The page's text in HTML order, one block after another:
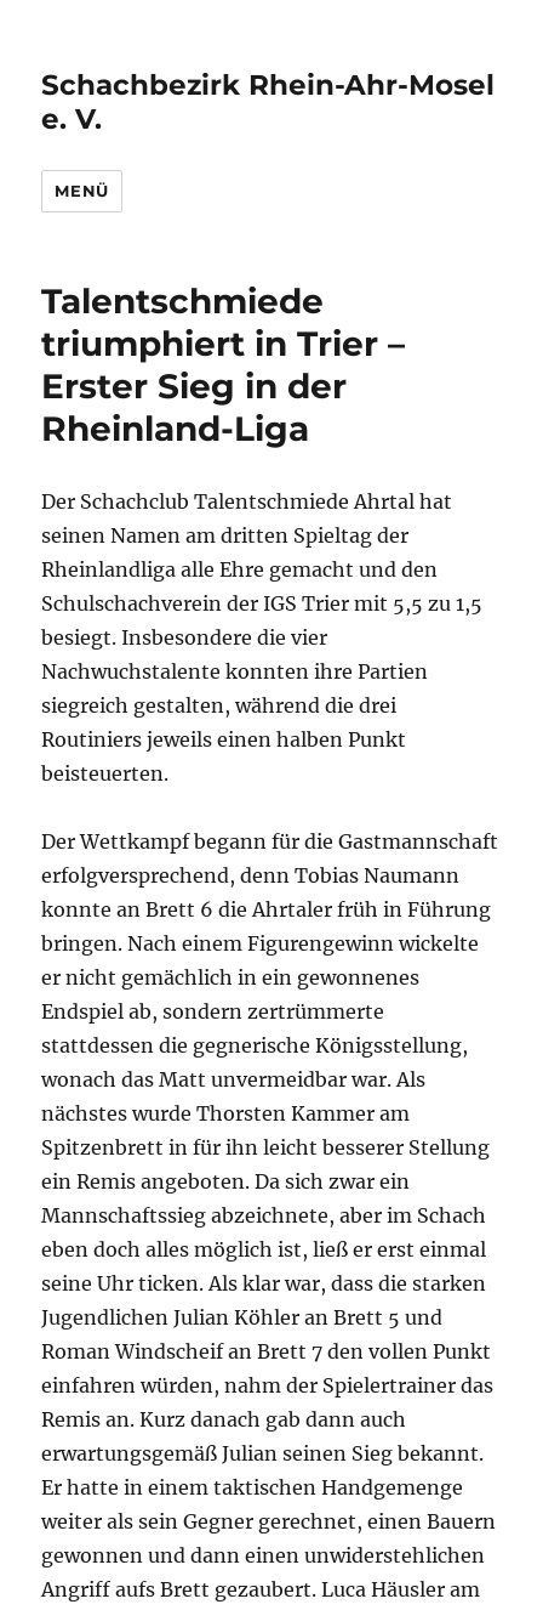
Schachbezirk Rhein-Ahr-Mosel
e. V.
MENÜ
Talentschmiede
triumphiert in Trier –
Erster Sieg in der
Rheinland-Liga
Der Schachclub Talentschmiede Ahrtal hat
seinen Namen am dritten Spieltag der
Rheinlandliga alle Ehre gemacht und den
Schulschachverein der IGS Trier mit 5,5 zu 1,5
besiegt. Insbesondere die vier
Nachwuchstalente konnten ihre Partien
siegreich gestalten, während die drei
Routiniers jeweils einen halben Punkt
beisteuerten.
Der Wettkampf begann für die Gastmannschaft
erfolgversprechend, denn Tobias Naumann
konnte an Brett 6 die Ahrtaler früh in Führung
bringen. Nach einem Figurengewinn wickelte
er nicht gemächlich in ein gewonnenes
Endspiel ab, sondern zertrümmerte
stattdessen die gegnerische Königsstellung,
wonach das Matt unvermeidbar war. Als
nächstes wurde Thorsten Kammer am
Spitzenbrett in für ihn leicht besserer Stellung
ein Remis angeboten. Da sich zwar ein
Mannschaftssieg abzeichnete, aber im Schach
eben doch alles möglich ist, ließ er erst einmal
seine Uhr ticken. Als klar war, dass die starken
Jugendlichen Julian Köhler an Brett 5 und
Roman Windscheif an Brett 7 den vollen Punkt
einfahren würden, nahm der Spielertrainer das
Remis an. Kurz danach gab dann auch
erwartungsgemäß Julian seinen Sieg bekannt.
Er hatte in einem taktischen Handgemenge
weiter als sein Gegner gerechnet, einen Bauern
gewonnen und dann einen unwiderstehlichen
Angriff aufs Brett gezaubert. Luca Häusler am